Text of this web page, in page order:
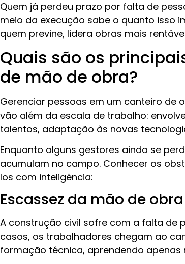
Quem já perdeu prazo por falta de
meio da execução sabe o quanto isso
quem previne, lidera obras mais
Quais são os
de mão de obra?
Gerenciar pessoas em um canteiro de
vão além da escala de trabalho:
talentos, adaptação às novas
Enquanto alguns gestores ainda se
acumulam no campo. Conhecer os
los com inteligência:
Escassez da mão de
A construção civil sofre com a falta de
casos, os trabalhadores chegam ao
formação técnica, aprendendo apenas